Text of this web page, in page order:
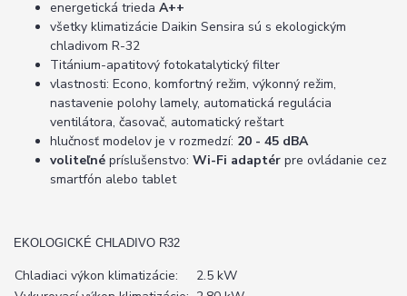
energetická trieda A++
všetky klimatizácie Daikin Sensira sú s ekologickým
chladivom R-32
Titánium-apatitový fotokatalytický filter
vlastnosti: Econo, komfortný režim, výkonný režim,
nastavenie polohy lamely, automatická regulácia
ventilátora, časovač, automatický reštart
hlučnosť modelov je v rozmedzí: 20 - 45 dBA
voliteľné príslušenstvo: Wi-Fi adaptér pre ovládanie cez
smartfón alebo tablet
EKOLOGICKÉ CHLADIVO R32
Chladiaci výkon klimatizácie:
2.5 kW